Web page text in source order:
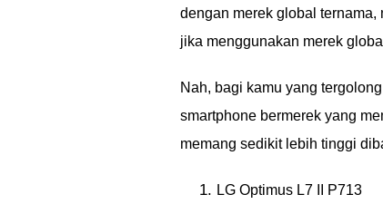
dengan merek global
jika menggunakan merek
Nah, bagi kamu yang
smartphone bermerek yang
memang sedikit lebih tinggi
LG Optimus L7 II P713